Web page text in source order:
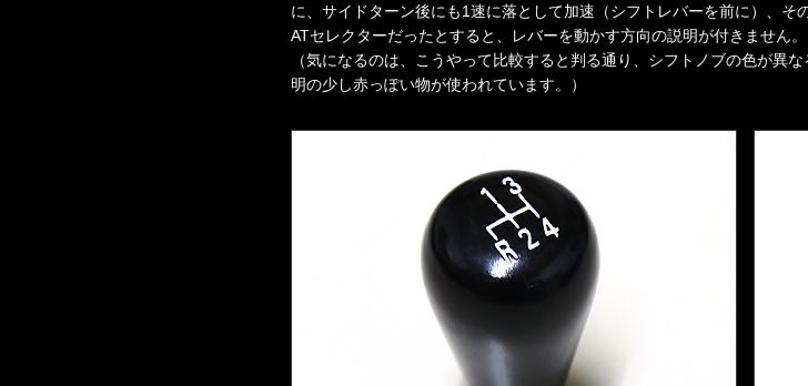
に、サイドターン後にも1速に落として加速（シフトレバーを前に）、
ATセレクターだったとすると、レバーを動かす方向の説明が付きません。
（気になるのは、こうやって比較すると判る通り、シフトノブの色が異
明の少し赤っぽい物が使われています。）